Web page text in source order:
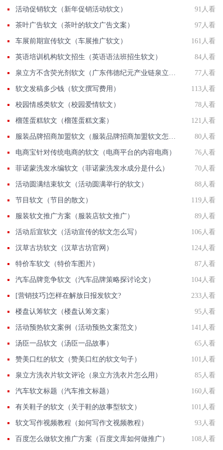
活动促销软文（新年促销活动软文） 91人看
茶叶广告软文（茶叶的软文广告文案） 97人看
车展前期宣传软文（车展推广软文） 161人看
英语培训机构软文招生（英语语法班招生软文） 84人看
77人看
软文发稿多少钱（软文撰写费用） 113人看
校园情感类软文（校园爱情软文） 78人看
榴莲蛋糕软文（榴莲蛋糕文案） 121人看
80人看
电商宝针对传统电商的软文（电商平台的内容电商） 76人看
菲诺蒙洗发水编软文（菲诺蒙洗发水成分是什么） 70人看
活动圆满结束软文（活动圆满举行的软文） 88人看
节目软文（节目的散文） 119人看
服装软文推广方案（服装店软文推广） 89人看
活动后宣软文（活动宣传的软文怎么写） 106人看
汉草古坊软文（汉草古坊官网） 124人看
特价车软文（特价车图片） 87人看
汽车品牌竞争软文（汽车品牌策略探讨论文） 104人看
[营销技巧]怎样在解放日报发软文? 233人看
楼盘认筹软文（楼盘认筹文案） 95人看
活动预热软文案例（活动预热文案范文） 141人看
汤臣一品软文（汤臣一品故事） 65人看
赞美口红的软文（赞美口红的软文句子） 101人看
泉立方洗衣片软文评论（泉立方洗衣片怎么用） 85人看
汽车软文标题（汽车推文标题） 160人看
有关鞋子的软文（关于鞋的故事型软文） 101人看
软文写作视频教程（如何写作文视频教程） 93人看
百度怎么做软文推广方案（百度文库如何做推广） 108人看